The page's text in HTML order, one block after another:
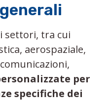
settori, tra cui
aerospaziale,
per
specifiche dei